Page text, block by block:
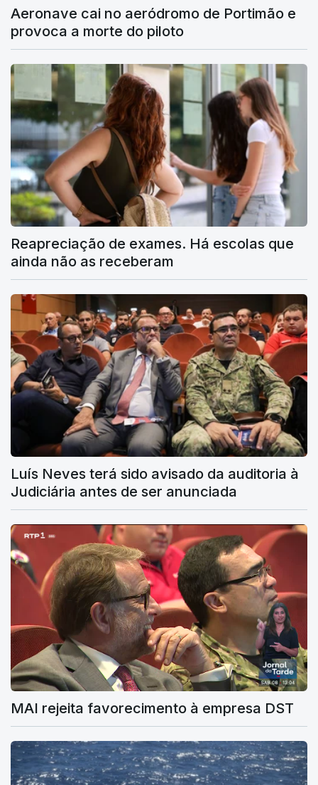
Aeronave cai no aeródromo de Portimão e
provoca a morte do piloto
Reapreciação de exames. Há escolas que
ainda não as receberam
Luís Neves terá sido avisado da auditoria à
Judiciária antes de ser anunciada
MAI rejeita favorecimento à empresa DST